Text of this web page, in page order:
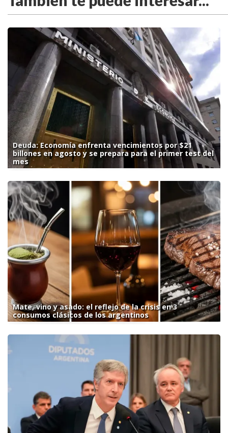
Deuda: Economía enfrenta vencimientos por $21
billones en agosto y se prepara para el primer test del
mes
Mate, vino y asado: el reflejo de la crisis en 3
consumos clásicos de los argentinos